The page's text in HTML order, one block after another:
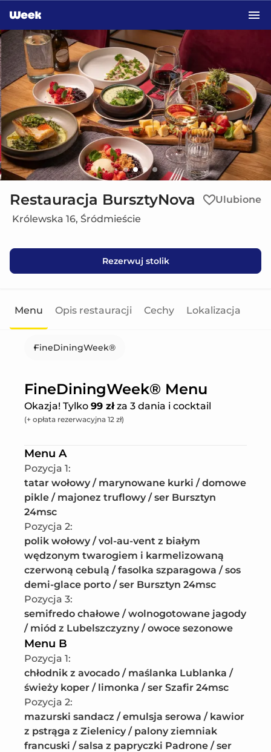
Restauracja BursztyNova
Ulubione
Królewska 16, Śródmieście
Rezerwuj stolik
Menu Opis restauracji Cechy Lokalizacja
FineDiningWeek®
FineDiningWeek® Menu
Okazja! Tylko 99 złza 3 dania i cocktail
(+ opłata rezerwacyjna 12 zł)
Menu A
Pozycja 1:
tatar wołowy / marynowane kurki / domowe
pikle / majonez truflowy / ser Bursztyn
24msc
Pozycja 2:
polik wołowy / vol-au-vent z białym
wędzonym twarogiem i karmelizowaną
czerwoną cebulą / fasolka szparagowa / sos
demi-glace porto / ser Bursztyn 24msc
Pozycja 3:
semifredo chałowe / wolnogotowane jagody
/ miód z Lubelszczyzny / owoce sezonowe
Menu B
Pozycja 1:
chłodnik z avocado / maślanka Lublanka /
świeży koper / limonka / ser Szafir 24msc
Pozycja 2:
mazurski sandacz / emulsja serowa / kawior
z pstrąga z Zielenicy / palony ziemniak
francuski / salsa z papryczki Padrone / ser